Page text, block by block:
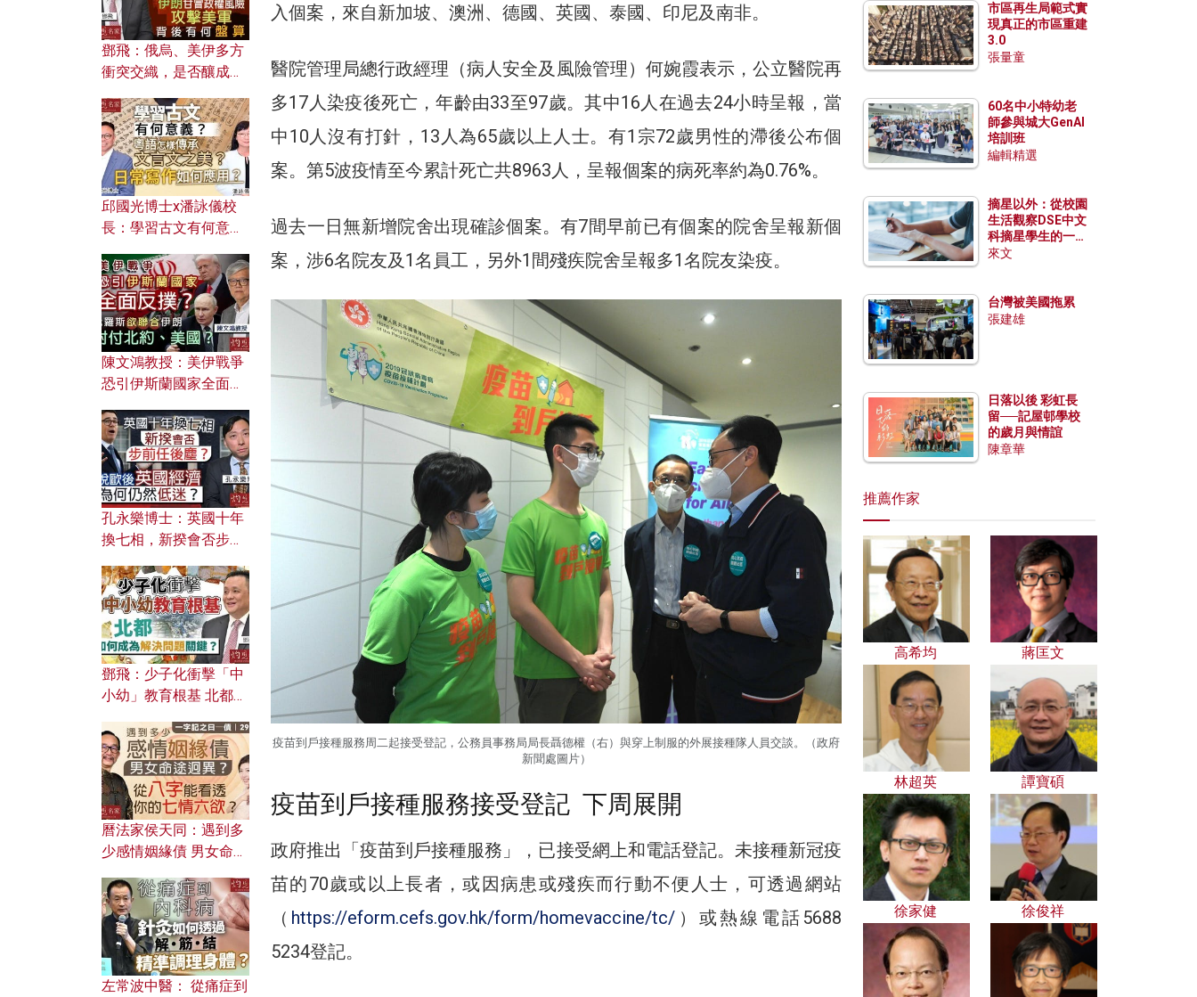
入個案，來自新加坡、澳洲、德國、英國、泰國、印尼及南非。
醫院管理局總行政經理（病人安全及風險管理）何婉霞表示，公立醫院再
多17人染疫後死亡，年齡由33至97歲。其中16人在過去24小時呈報，當
中10人沒有打針，13人為65歲以上人士。有1宗72歲男性的滯後公布個
案。第5波疫情至今累計死亡共8963人，呈報個案的病死率約為0.76%。
過去一日無新增院舍出現確診個案。有7間早前已有個案的院舍呈報新個
案，涉6名院友及1名員工，另外1間殘疾院舍呈報多1名院友染疫。
疫苗到戶接種服務周二起接受登記，公務員事務局局長聶德權（右）與穿上制服的外展接種隊人員交談。（政府
新聞處圖片）
疫苗到戶接種服務接受登記 下周展開
政府推出「疫苗到戶接種服務」，已接受網上和電話登記。未接種新冠疫
苗的70歲或以上長者，或因病患或殘疾而行動不便人士，可透過網站
（ https://eform.cefs.gov.hk/form/homevaccine/tc/ ）或熱線電話5688
5234登記。
鄧飛：俄烏、美伊多方
衝突交織，是否釀成世
風險攻擊美軍，背後有
何盤算？
邱國光博士x潘詠儀校
長：學習古文有何意
文之美？ 日常寫作如何
應用？
陳文鴻教授：美伊戰爭
恐引伊斯蘭國家全面反
對付北約美國？
孔永樂博士：英國十年
換七相，新揆會否步前
濟為何仍然低迷？
鄧飛：少子化衝擊「中
小幼」教育根基 北都如
曆法家侯天同：遇到多
少感情姻緣債 男女命途
的七情六欲？
左常波中醫： 從痛症到
市區再生局範式實
現真正的市區重建
3.0
張量童
60名中小特幼老
師參與城大GenAI
培訓班
編輯精選
摘星以外：從校園
生活觀察DSE中文
科摘星學生的一點
特質
來文
台灣被美國拖累
張建雄
日落以後 彩虹長
留──記屋邨學校
的歲月與情誼
陳章華
推薦作家
高希均 蔣匡文
林超英 譚寶碩
徐家健 徐俊祥